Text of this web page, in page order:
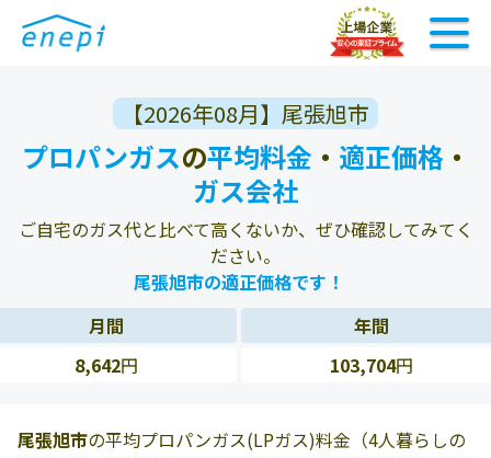
【2026年08月】尾張旭市
プロパンガスの平均料金 ・ 適正価格 ・
ガス会社
ご自宅のガス代と比べて高くないか、ぜひ確認してみてく
ださい。
尾張旭市の適正価格です！
月間
年間
8,642円 103,704円
尾張旭市の平均プロパンガス(LPガス)料金（4人暮らしの